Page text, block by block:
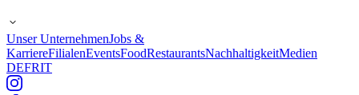
Unser UnternehmenJobs &
KarriereFilialenEventsFoodRestaurantsNachhaltigkeitMedien
DEFRIT